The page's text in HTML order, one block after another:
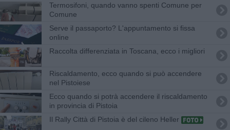
Termosifoni, quando vanno spenti Comune per
Comune
Serve il passaporto? L'appuntamento si fissa
online
Raccolta differenziata in Toscana, ecco i migliori
Riscaldamento, ecco quando si può accendere
nel Pistoiese
Ecco quando si potrà accendere il riscaldamento
in provincia di Pistoia
Il Rally Città di Pistoia è del cileno Heller